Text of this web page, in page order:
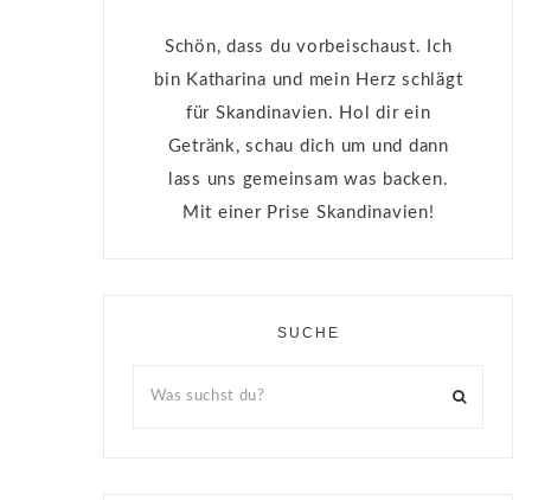
Schön, dass du vorbeischaust. Ich
bin Katharina und mein Herz schlägt
für Skandinavien. Hol dir ein
Getränk, schau dich um und dann
lass uns gemeinsam was backen.
Mit einer Prise Skandinavien!
SUCHE